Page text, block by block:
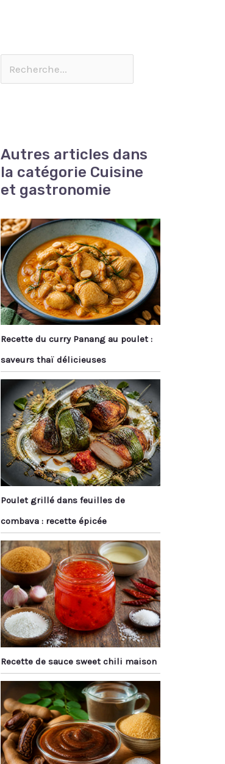
Autres articles dans
la catégorie Cuisine
et gastronomie
Recette du curry Panang au poulet :
saveurs thaï délicieuses
Poulet grillé dans feuilles de
combava : recette épicée
Recette de sauce sweet chili maison